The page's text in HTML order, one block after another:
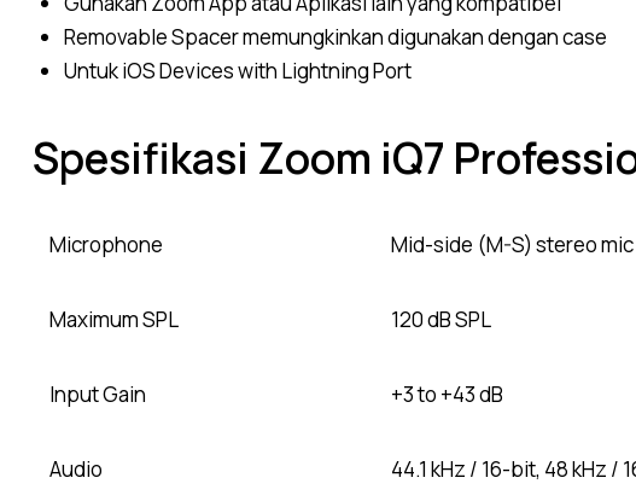
Removable Spacer memungkinkan digunakan dengan case
Untuk iOS Devices with Lightning Port
Spesifikasi Zoom iQ7
Microphone Mid-side (M-S) stereo
Maximum SPL 120 dB SPL
Input Gain +3 to +43 dB
Audio 44.1 kHz / 16-bit, 48 kHz /